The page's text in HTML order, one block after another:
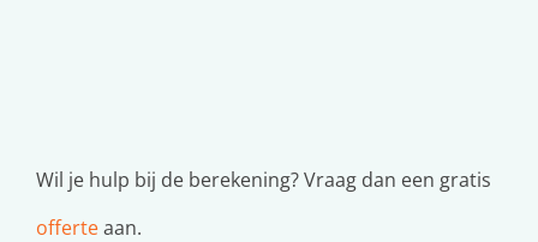
Wil je hulp bij de berekening? Vraag dan een gratis
offerteaan.